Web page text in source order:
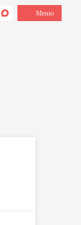
Меню